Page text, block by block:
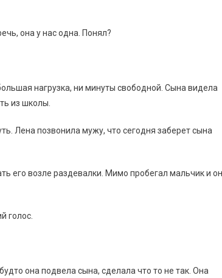
она у нас одна. Понял?
нагрузка, ни минуты свободной. Сына видела
из школы.
Лена позвонила мужу, что сегодня заберет сына
его возле раздевалки. Мимо пробегал мальчик и
голос.
она подвела сына, сделала что то не так. Она